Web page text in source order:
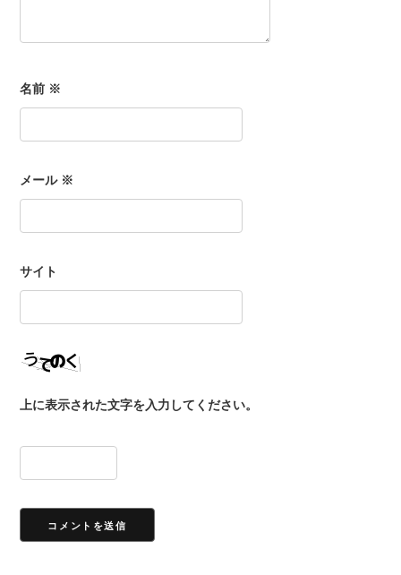
名前 ※
メール ※
サイト
上に表示された文字を入力してください。